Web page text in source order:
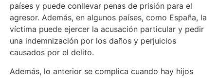
países y puede conllevar penas de prisión para el
agresor. Además, en algunos países, como España, la
víctima puede ejercer la acusación particular y pedir
una indemnización por los daños y perjuicios
causados por el delito.
Además, lo anterior se complica cuando hay hijos